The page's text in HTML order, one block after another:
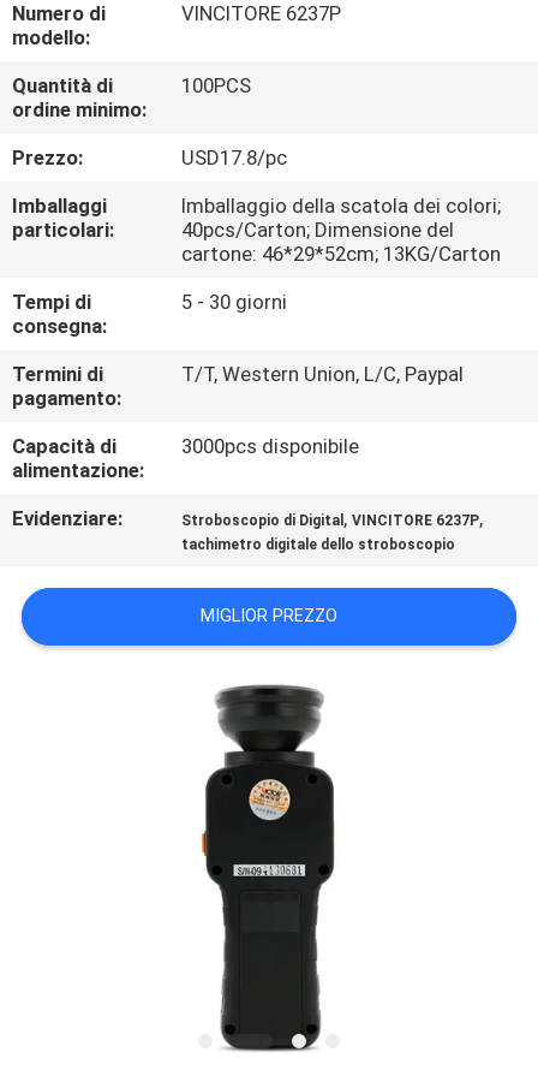
CONTROLLO
DI
QUALITÀ
CONTATTICI
CASI
DEL
SITO
PRIVACY
POLICY
Numero di
modello:
VINCITORE 6237P
Quantità di
ordine minimo:
100PCS
Prezzo:
USD17.8/pc
Imballaggi
particolari:
Imballaggio della scatola dei colori;
40pcs/Carton; Dimensione del
cartone: 46*29*52cm; 13KG/Carton
Tempi di
consegna:
5 - 30 giorni
Termini di
pagamento:
T/T, Western Union, L/C, Paypal
Capacità di
alimentazione:
3000pcs disponibile
Evidenziare: Stroboscopio di Digital ,VINCITORE 6237P,
tachimetro digitale dello stroboscopio
MIGLIOR PREZZO